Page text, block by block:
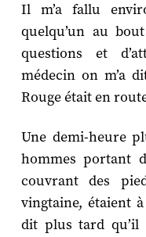
Il m’a fallu
quelqu’un au
questions et
médecin on m’a
Rouge était en
Une demi-heure
hommes portant
couvrant des
vingtaine, étaient
dit plus tard qu’il